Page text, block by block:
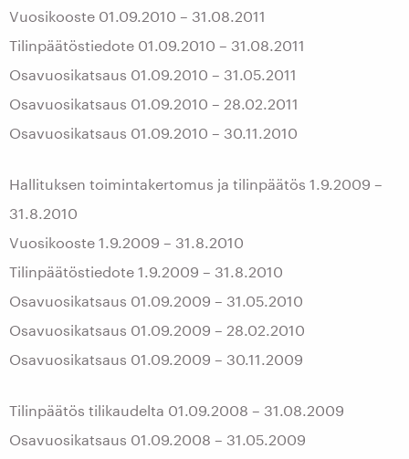
Vuosikooste 01.09.2010 – 31.08.2011
Tilinpäätöstiedote 01.09.2010 – 31.08.2011
Osavuosikatsaus 01.09.2010 – 31.05.2011
Osavuosikatsaus 01.09.2010 – 28.02.2011
Osavuosikatsaus 01.09.2010 – 30.11.2010
Hallituksen toimintakertomus ja tilinpäätös 1.9.2009 –
31.8.2010
Vuosikooste 1.9.2009 – 31.8.2010
Tilinpäätöstiedote 1.9.2009 – 31.8.2010
Osavuosikatsaus 01.09.2009 – 31.05.2010
Osavuosikatsaus 01.09.2009 – 28.02.2010
Osavuosikatsaus 01.09.2009 – 30.11.2009
Tilinpäätös tilikaudelta 01.09.2008 – 31.08.2009
Osavuosikatsaus 01.09.2008 – 31.05.2009